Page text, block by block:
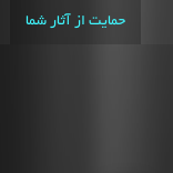
حمایت از آثار شما